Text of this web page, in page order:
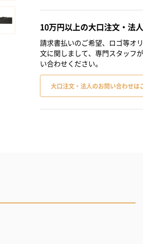
10万円以上の大口注文・法
請求書払いのご希望、ロゴ等オ
文に関しまして、専門スタッフ
い合わせください。
大口注文・法人のお問い合わせは